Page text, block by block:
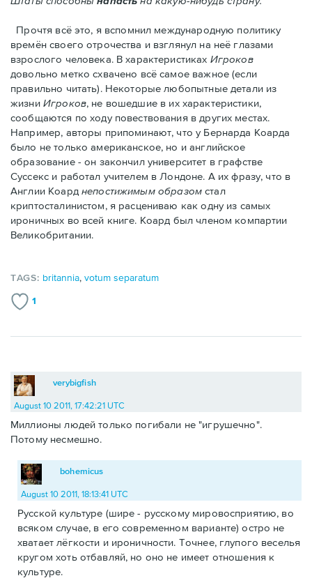
Прочтя всё это, я вспомнил международную политику
времён своего отрочества и взглянул на неё глазами
взрослого человека. В характеристиках Игроков
довольно метко схвачено всё самое важное (если
правильно читать). Некоторые любопытные детали из
жизни Игроков, не вошедшие в их характеристики,
сообщаются по ходу повествования в других местах.
Например, авторы припоминают, что у Бернарда Коарда
было не только американское, но и английское
образование - он закончил университет в графстве
Суссекс и работал учителем в Лондоне. А их фразу, что в
Англии Коард непостижимым образомстал
криптосталинистом, я расцениваю как одну из самых
ироничных во всей книге. Коард был членом компартии
Великобритании.
TAGS: britannia,votum separatum
1
verybigfish
August 10 2011, 17:42:21 UTC
Миллионы людей только погибали не "игрушечно".
Потому несмешно.
bohemicus
August 10 2011, 18:13:41 UTC
Русской культуре (шире - русскому мировосприятию, во
всяком случае, в его современном варианте) остро не
хватает лёгкости и ироничности. Точнее, глупого веселья
кругом хоть отбавляй, но оно не имеет отношения к
культуре.